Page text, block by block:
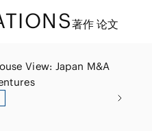
著作 论文
View: Japan M&A